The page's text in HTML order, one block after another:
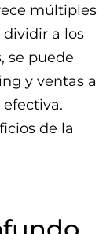
múltiples
dividir a los
se puede
y ventas a
de la